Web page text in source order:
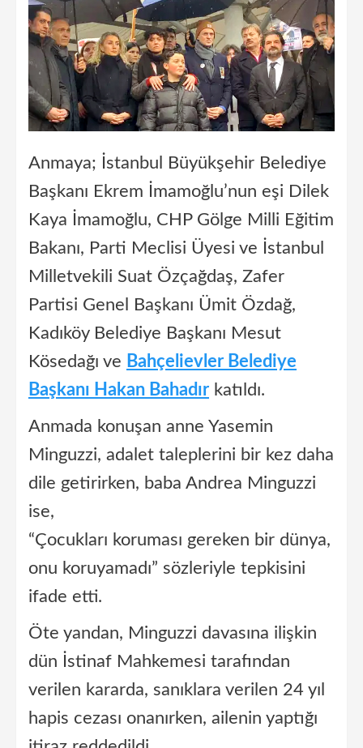
Anmaya; İstanbul Büyükşehir Belediye
Başkanı Ekrem İmamoğlu’nun eşi Dilek
Kaya İmamoğlu, CHP Gölge Milli Eğitim
Bakanı, Parti Meclisi Üyesi ve İstanbul
Milletvekili Suat Özçağdaş, Zafer
Partisi Genel Başkanı Ümit Özdağ,
Kadıköy Belediye Başkanı Mesut
Kösedağı ve Bahçelievler Belediye
Başkanı Hakan Bahadır katıldı.
Anmada konuşan anne Yasemin
Minguzzi, adalet taleplerini bir kez daha
dile getirirken, baba Andrea Minguzzi
ise,
“Çocukları koruması gereken bir dünya,
onu koruyamadı” sözleriyle tepkisini
ifade etti.
Öte yandan, Minguzzi davasına ilişkin
dün İstinaf Mahkemesi tarafından
verilen kararda, sanıklara verilen 24 yıl
hapis cezası onanırken, ailenin yaptığı